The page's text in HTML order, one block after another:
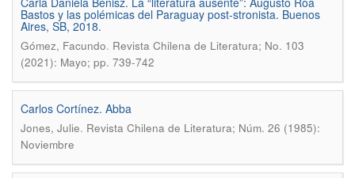
Bastos y las polémicas del Paraguay post-stronista. Buenos
Aires, SB, 2018.
Gómez, Facundo. Revista Chilena de Literatura; No. 103
(2021): Mayo; pp. 739-742
Carlos Cortínez. Abba
Jones, Julie. Revista Chilena de Literatura; Núm. 26 (1985):
Noviembre